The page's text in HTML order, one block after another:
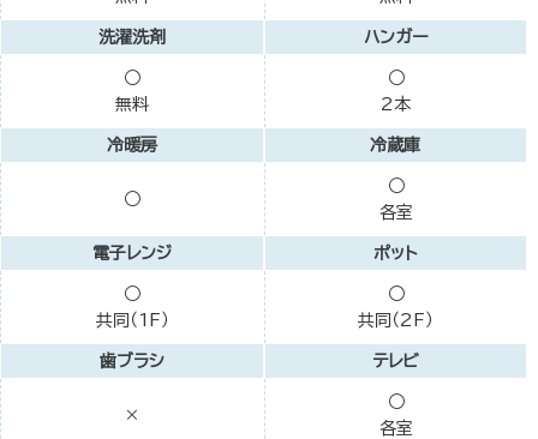
洗濯洗剤
○
無料
ハンガー
○
2本
冷暖房
○
冷蔵庫
○
各室
電子レンジ
○
共同（1F）
ポット
○
共同（2F）
歯ブラシ
×
テレビ
○
各室